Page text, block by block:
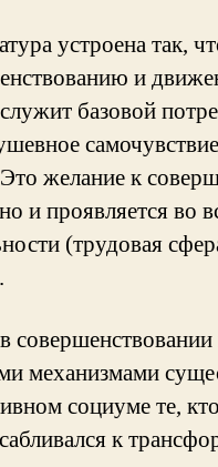
устроена так,
и
базовой
желание к
и проявляется во
(трудовая
совершенствовании
механизмами
социуме те,
к